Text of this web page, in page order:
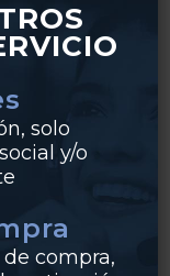
solo
y/o
compra,